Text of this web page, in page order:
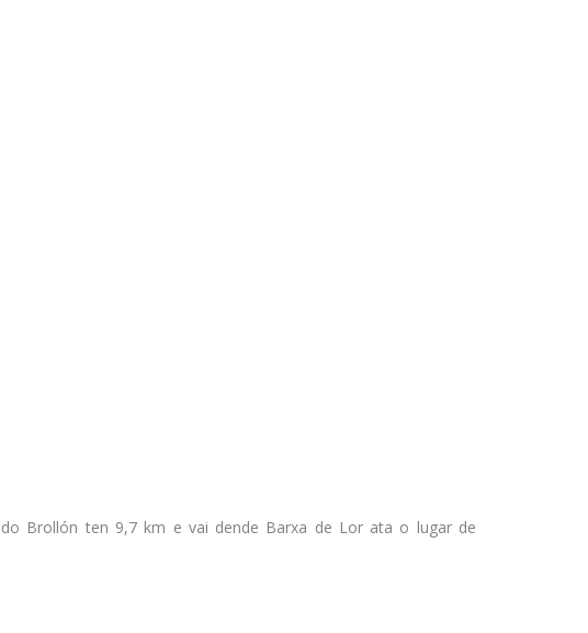
Brollón ten 9,7 km e vai dende Barxa de Lor ata o lugar de